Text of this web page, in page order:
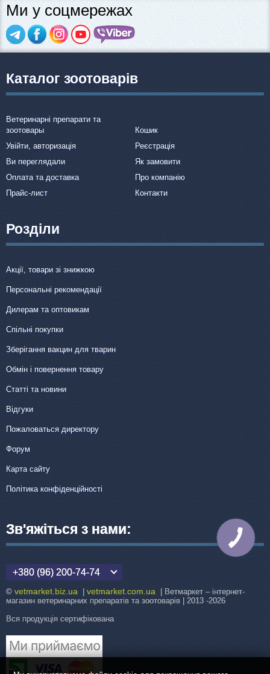
Ми у соцмережах
Каталог зоотоварів
Ветеринарні препарати та
зоотовары
Кошик
Увійти, авторизація
Реєстрація
Ви переглядали
Як замовити
Оплата та доставка
Про компанію
Прайс-лист
Контакти
Розділи
Акції, товари зі знижкою
Персональні рекомендації
Дилерам та оптовикам
Спільні покупки
Зберігання вакцин для тварин
Обмін і повернення товару
Статті та новини
Відгуки
Пожаловаться директору
Форум
Карта сайту
Політика конфіденційності
Зв'яжіться з нами:
+380 (96) 200-74-74
© vetmarket.biz.ua vetmarket.com.ua | Ветмаркет – інтернет-
магазин ветеринарних препаратів та зоотоварів | 2013 -2026
Вся продукція сертифікована
КНОПКА
ЗВ'ЯЗКУ